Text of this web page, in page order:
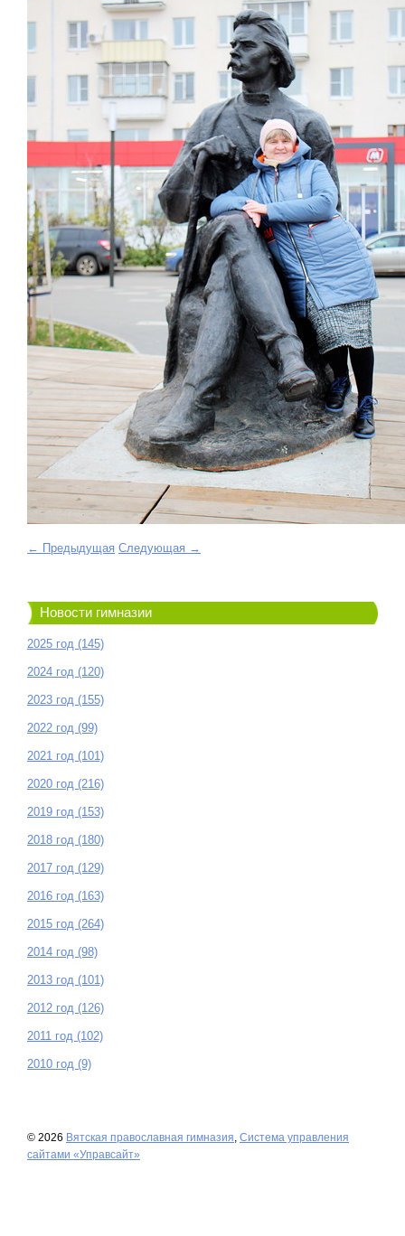
← Предыдущая Следующая →
Новости гимназии
2025 год (145)
2024 год (120)
2023 год (155)
2022 год (99)
2021 год (101)
2020 год (216)
2019 год (153)
2018 год (180)
2017 год (129)
2016 год (163)
2015 год (264)
2014 год (98)
2013 год (101)
2012 год (126)
2011 год (102)
2010 год (9)
© 2026 Вятская православная гимназия Система управления
сайтами «Управсайт»